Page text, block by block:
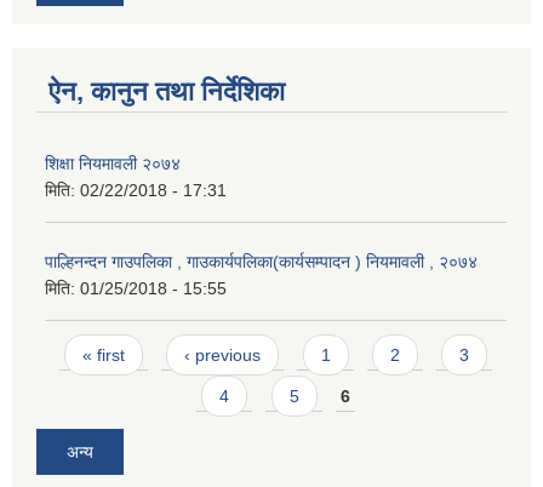
ऐन, कानुन तथा निर्देशिका
शिक्षा नियमावली २०७४
मिति: 02/22/2018 - 17:31
पाल्हिनन्दन गाउपलिका , गाउकार्यपलिका(कार्यसम्पादन ) नियमावली , २०७४
मिति: 01/25/2018 - 15:55
Pages
« first ‹ previous 1 2 3
4 5 6
अन्य